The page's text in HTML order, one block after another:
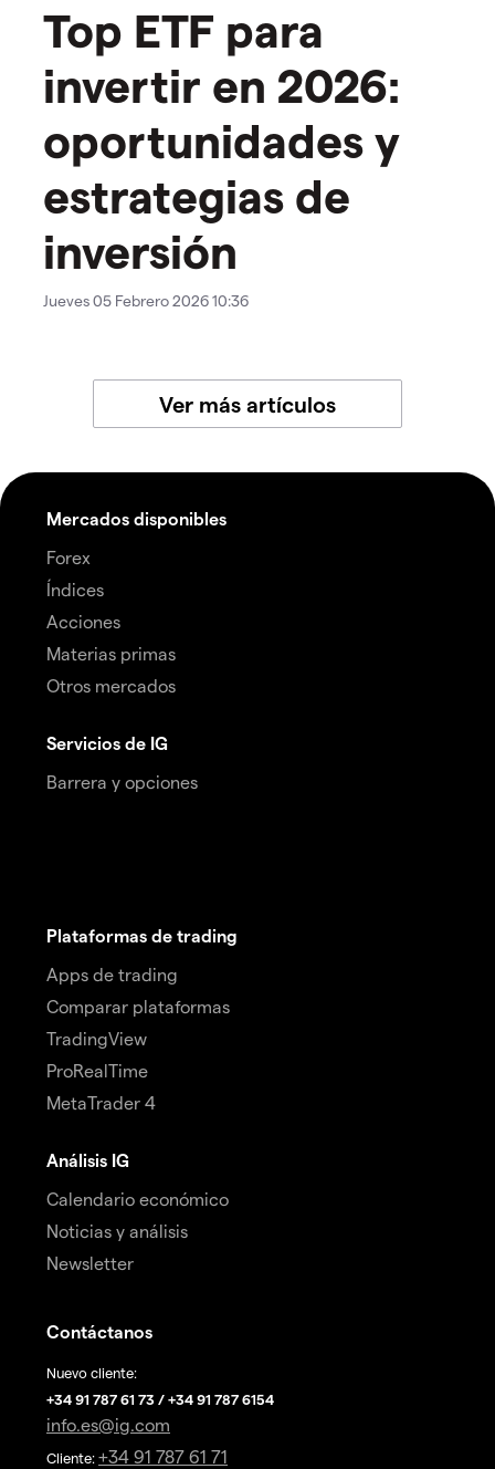
Top ETF para
invertir en 2026:
oportunidades y
estrategias de
inversión
Jueves 05 Febrero 2026 10:36
Ver más artículos
Mercados disponibles
Forex
Índices
Acciones
Materias primas
Otros mercados
Servicios de IG
Barrera y opciones
Plataformas de trading
Apps de trading
Comparar plataformas
TradingView
ProRealTime
MetaTrader 4
Análisis IG
Calendario económico
Noticias y análisis
Newsletter
Contáctanos
Nuevo cliente:
+34 91 787 61 73 / +34 91 787 6154
info.es@ig.com
Cliente: +34 91 787 61 71